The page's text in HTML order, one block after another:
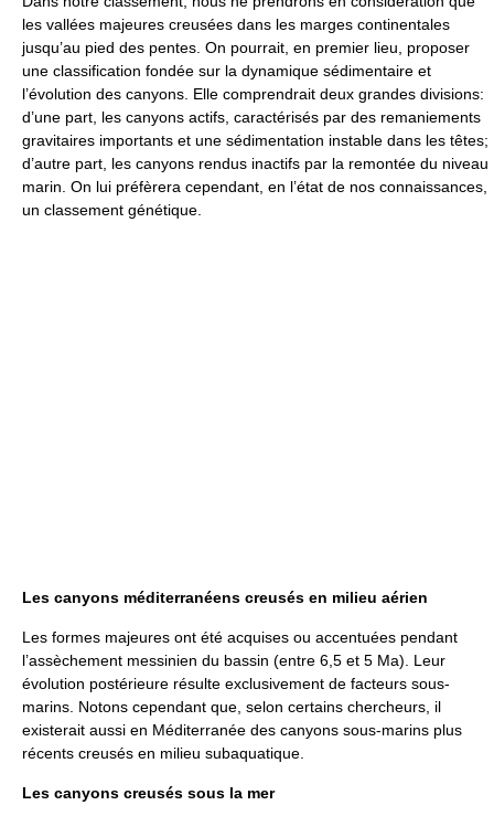
les vallées majeures creusées dans les marges continentales
jusqu’au pied des pentes. On pourrait, en premier lieu, proposer
une classification fondée sur la dynamique sédimentaire et
l’évolution des canyons. Elle comprendrait deux grandes divisions:
d’une part, les canyons actifs, caractérisés par des remaniements
gravitaires importants et une sédimentation instable dans les têtes;
d’autre part, les canyons rendus inactifs par la remontée du niveau
marin. On lui préfèrera cependant, en l’état de nos connaissances,
un classement génétique.
Les canyons méditerranéens creusés en milieu aérien
Les formes majeures ont été acquises ou accentuées pendant
l’assèchement messinien du bassin (entre 6,5 et 5 Ma). Leur
évolution postérieure résulte exclusivement de facteurs sous-
marins. Notons cependant que, selon certains chercheurs, il
existerait aussi en Méditerranée des canyons sous-marins plus
récents creusés en milieu subaquatique.
Les canyons creusés sous la mer